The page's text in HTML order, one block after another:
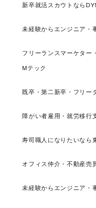
新卒就活スカウトなら
未経験からエンジニア・
フリーランスマーケター
Mテック
既卒・第二新卒・フリー
障がい者雇用・就労移行
寿司職人になりたいなら
オフィス仲介・不動産売
未経験からエンジニア・